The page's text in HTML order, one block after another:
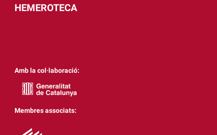
HEMEROTECA
Amb la col·laboració:
Membres associats: